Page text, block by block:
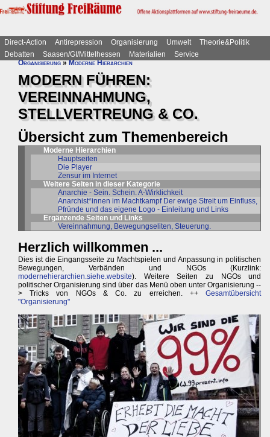
Direct-Action Antirepression Organisierung Umwelt
Theorie&Politik
Debatten
Saasen/GI/Mittelhessen Materialien
Service
Organisierung»Moderne Hierarchien
MODERN FÜHREN:
VEREINNAHMUNG,
STELLVERTREUNG & CO.
Übersicht zum Themenbereich
Moderne Hierarchien
Hauptseiten
Die Player
Zensur im Internet
Weitere Seiten in dieser Kategorie
Anarchie - Sein. Schein. A-Wirklichkeit
Anarchist*innen im Machtkampf Der ewige Streit um Einfluss,
Pfründe und das eigene Logo - Einleitung und Links
Ergänzende Seiten und Links
Vereinnahmung, Bewegungseliten, Steuerung.
Herzlich willkommen ...
Dies ist die Eingangsseite zu Machtspielen und Anpassung in politischen
Bewegungen, Verbänden und NGOs (Kurzlink:
modernehierarchien.siehe.website). Weitere Seiten zu NGOs und
politischer Organisierung sind über das Menü oben unter Organisierung --
> Tricks von NGOs & Co. zu erreichen. ++Gesamtübersicht
"Organisierung"